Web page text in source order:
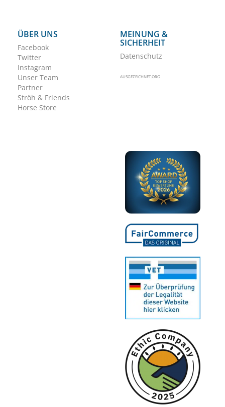
ÜBER UNS
Facebook
Twitter
Instagram
Unser Team
Partner
Ströh & Friends
Horse Store
MEINUNG &
SICHERHEIT
Datenschutz
AUSGEZEICHNET.ORG